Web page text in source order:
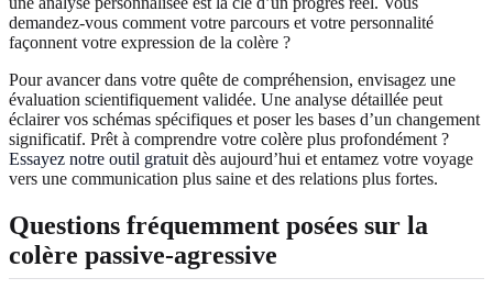
demandez-vous comment votre parcours et votre personnalité
façonnent votre expression de la colère ?
Pour avancer dans votre quête de compréhension, envisagez une
évaluation scientifiquement validée. Une analyse détaillée peut
éclairer vos schémas spécifiques et poser les bases d’un changement
significatif. Prêt à comprendre votre colère plus profondément ?
Essayez notre outil gratuit dès aujourd’hui et entamez votre voyage
vers une communication plus saine et des relations plus fortes.
Questions fréquemment posées sur la
colère passive-agressive